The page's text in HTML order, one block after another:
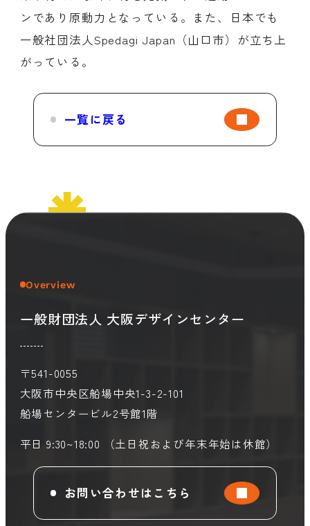
ンであり原動力となっている。また、日本でも
一般社団法人Spedagi Japan（山口市）が立ち上
がっている。
一覧に戻る
Overview
一般財団法人 大阪デザインセンター
〒541-0055
大阪市中央区船場中央1-3-2-101
船場センタービル2号館1階
平日 9:30~18:00 （土日祝および年末年始は休館）
お問い合わせはこちら